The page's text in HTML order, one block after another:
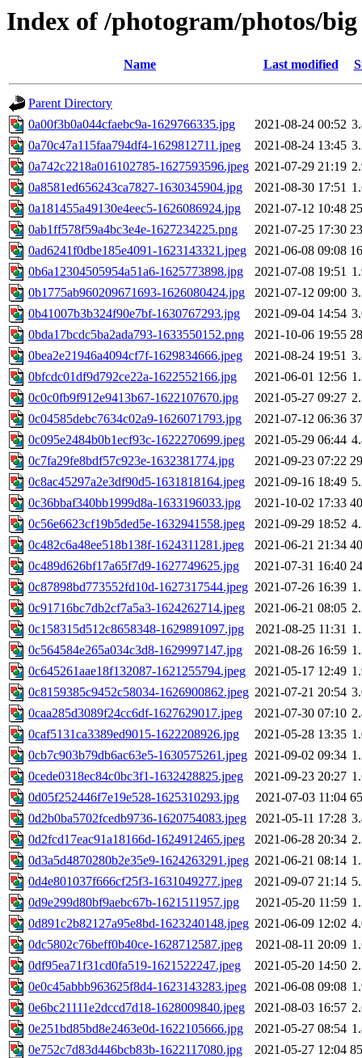
Index of /photogram/photos/big
Name Last modified
Parent Directory
0a00f3b0a044cfaebc9a-1629766335.jpg
2021-08-24 00:52
0a70c47a115faa794df4-1629812711.jpeg
2021-08-24 13:45
0a742c2218a016102785-1627593596.jpeg 2021-07-29 21:19
0a8581ed656243ca7827-1630345904.jpg
2021-08-30 17:51
0a181455a49130e4eec5-1626086924.jpg
2021-07-12 10:48
0ab1ff578f59a4bc3e4e-1627234225.png
2021-07-25 17:30
0ad6241f0dbe185e4091-1623143321.jpeg 2021-06-08 09:08
0b6a12304505954a51a6-1625773898.jpg
2021-07-08 19:51
0b1775ab960209671693-1626080424.jpg
2021-07-12 09:00
0b41007b3b324f90e7bf-1630767293.jpg
2021-09-04 14:54
0bda17bcdc5ba2ada793-1633550152.png
2021-10-06 19:55
0bea2e21946a4094cf7f-1629834666.jpeg
2021-08-24 19:51
0bfcdc01df9d792ce22a-1622552166.jpg
2021-06-01 12:56
0c0c0fb9f912e9413b67-1622107670.jpg
2021-05-27 09:27
0c04585debc7634c02a9-1626071793.jpg
2021-07-12 06:36
0c095e2484b0b1ecf93c-1622270699.jpeg
2021-05-29 06:44
0c7fa29fe8bdf57c923e-1632381774.jpg
2021-09-23 07:22
0c8ac45297a2e3df90d5-1631818164.jpeg
2021-09-16 18:49
0c36bbaf340bb1999d8a-1633196033.jpg
2021-10-02 17:33
0c56e6623cf19b5ded5e-1632941558.jpeg
2021-09-29 18:52
0c482c6a48ee518b138f-1624311281.jpeg
2021-06-21 21:34
0c489d626bf17a65f7d9-1627749625.jpg
2021-07-31 16:40
0c87898bd773552fd10d-1627317544.jpeg 2021-07-26 16:39
0c91716bc7db2cf7a5a3-1624262714.jpeg
2021-06-21 08:05
0c158315d512c8658348-1629891097.jpg
2021-08-25 11:31
0c564584e265a034c3d8-1629997147.jpg
2021-08-26 16:59
0c645261aae18f132087-1621255794.jpeg
2021-05-17 12:49
0c8159385c9452c58034-1626900862.jpeg 2021-07-21 20:54
0caa285d3089f24cc6df-1627629017.jpeg
2021-07-30 07:10
0caf5131ca3389ed9015-1622208926.jpg
2021-05-28 13:35
0cb7c903b79db6ac63e5-1630575261.jpeg 2021-09-02 09:34
0cede0318ec84c0bc3f1-1632428825.jpeg
2021-09-23 20:27
0d05f252446f7e19e528-1625310293.jpg
2021-07-03 11:04
0d2b0ba5702fcedb9736-1620754083.jpeg
2021-05-11 17:28
0d2fcd17eac91a18166d-1624912465.jpeg
2021-06-28 20:34
0d3a5d4870280b2e35e9-1624263291.jpeg 2021-06-21 08:14
0d4e801037f666cf25f3-1631049277.jpeg
2021-09-07 21:14
0d9e299d80bf9aebc67b-1621511957.jpg
2021-05-20 11:59
0d891c2b82127a95e8bd-1623240148.jpeg 2021-06-09 12:02
0dc5802c76beff0b40ce-1628712587.jpeg
2021-08-11 20:09
0df95ea71f31cd0fa519-1621522247.jpeg
2021-05-20 14:50
0e0c45abbb963625f8d4-1623143283.jpeg 2021-06-08 09:08
0e6bc21111e2dccd7d18-1628009840.jpeg
2021-08-03 16:57
0e251bd85bd8e2463e0d-1622105666.jpg
2021-05-27 08:54
0e752c7d83d446bcb83b-1622117080.jpg
2021-05-27 12:04